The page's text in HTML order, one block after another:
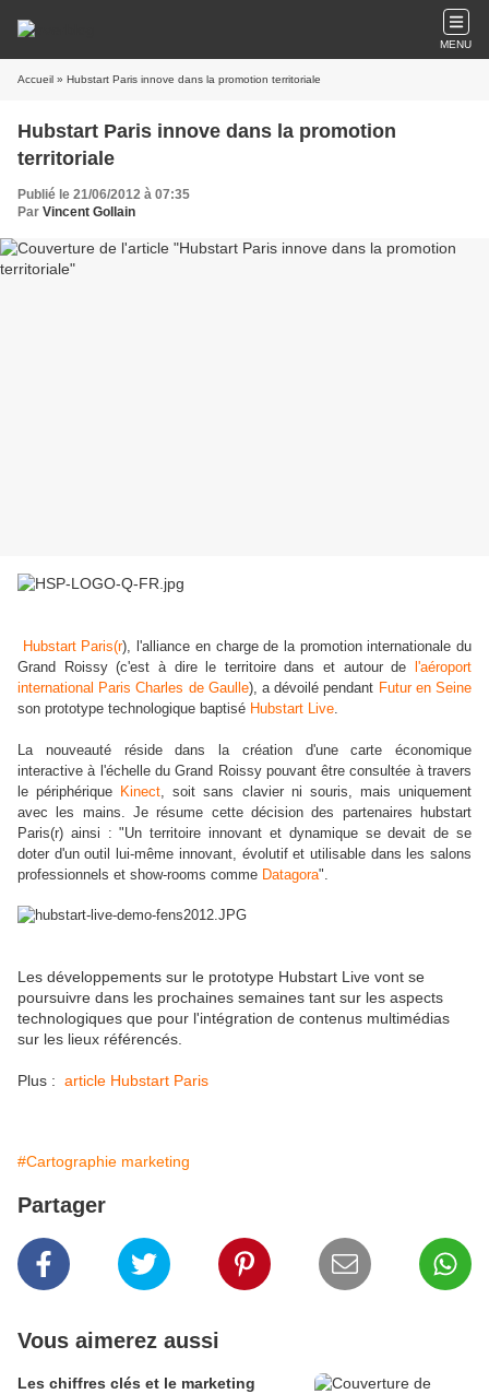
MENU
Accueil » Hubstart Paris innove dans la promotion territoriale
Hubstart Paris innove dans la promotion
territoriale
Publié le 21/06/2012 à 07:35
Par Vincent Gollain
Hubstart Paris(r), l'alliance en charge de la promotion internationale du
Grand Roissy (c'est à dire le territoire dans et autour de
l'aéroport
international Paris Charles de Gaulle), a dévoilé pendant Futur en Seine
son prototype technologique baptisé Hubstart Live.
La nouveauté réside dans la création d'une carte économique
interactive à l'échelle du Grand Roissy pouvant être consultée à travers
le périphérique Kinect, soit sans clavier ni souris, mais uniquement
avec les mains. Je résume cette décision des partenaires hubstart
Paris(r) ainsi : "Un territoire innovant et dynamique se devait de se
doter d'un outil lui-même innovant, évolutif et utilisable dans les salons
professionnels et show-rooms comme Datagora".
Les développements sur le prototype Hubstart Live vont se
poursuivre dans les prochaines semaines tant sur les aspects
technologiques que pour l'intégration de contenus multimédias
sur les lieux référencés.
Plus : article Hubstart Paris
#Cartographie marketing
Partager
Vous aimerez aussi
Les chiffres clés et le marketing